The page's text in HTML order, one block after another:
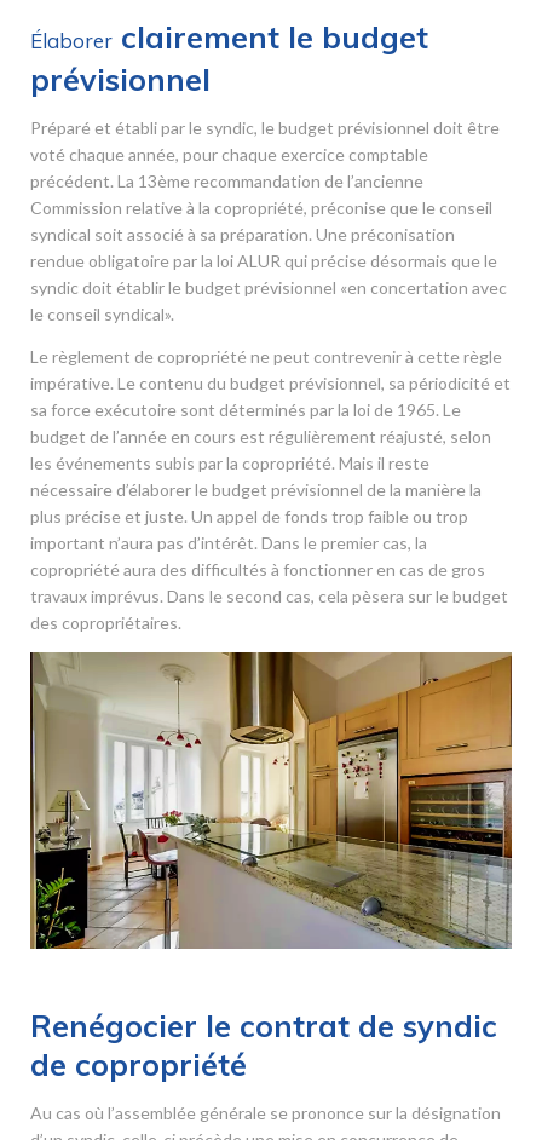
Élaborer clairement le budget
prévisionnel
Préparé et établi par le syndic, le budget prévisionnel doit être
voté chaque année, pour chaque exercice comptable
précédent. La 13ème recommandation de l’ancienne
Commission relative à la copropriété, préconise que le conseil
syndical soit associé à sa préparation. Une préconisation
rendue obligatoire par la loi ALUR qui précise désormais que le
syndic doit établir le budget prévisionnel «en concertation avec
le conseil syndical».
Le règlement de copropriété ne peut contrevenir à cette règle
impérative. Le contenu du budget prévisionnel, sa périodicité et
sa force exécutoire sont déterminés par la loi de 1965. Le
budget de l’année en cours est régulièrement réajusté, selon
les événements subis par la copropriété. Mais il reste
nécessaire d’élaborer le budget prévisionnel de la manière la
plus précise et juste. Un appel de fonds trop faible ou trop
important n’aura pas d’intérêt. Dans le premier cas, la
copropriété aura des difficultés à fonctionner en cas de gros
travaux imprévus. Dans le second cas, cela pèsera sur le budget
des copropriétaires.
Renégocier le contrat de syndic
de copropriété
Au cas où l’assemblée générale se prononce sur la désignation